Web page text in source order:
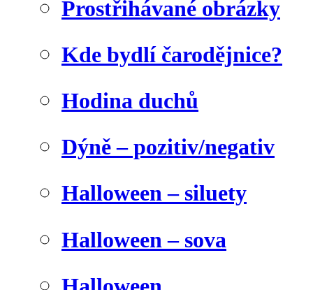
Prostřihávané obrázky
Kde bydlí čarodějnice?
Hodina duchů
Dýně – pozitiv/negativ
Halloween – siluety
Halloween – sova